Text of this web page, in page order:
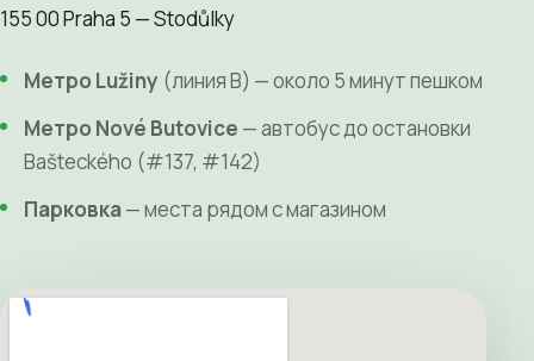
155 00 Praha 5 — Stodůlky
Метро Lužiny (линия B) — около 5 минут пешком
Метро Nové Butovice — автобус до остановки
Bašteckého (#137, #142)
Парковка — места рядом с магазином